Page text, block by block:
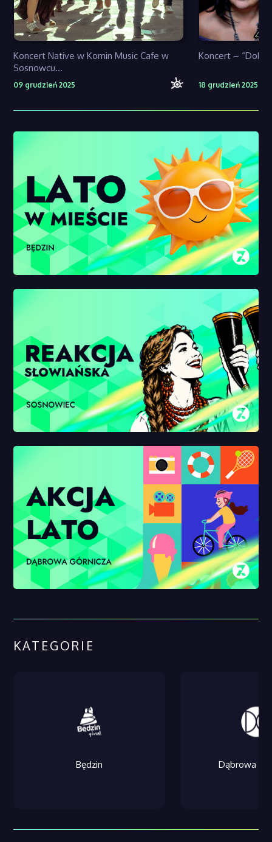
Koncert Native w Komin Music Cafe w
Sosnowcu...
09 grudzień 2025
Koncert –
18 grudzień 2025
KATEGORIE
Będzin Dąbrowa